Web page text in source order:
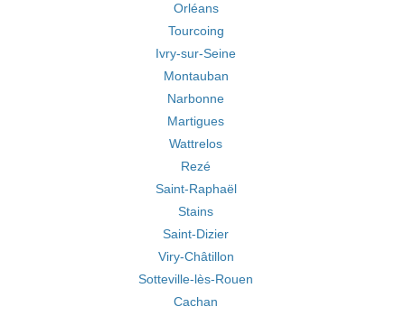
Orléans
Tourcoing
Ivry-sur-Seine
Montauban
Narbonne
Martigues
Wattrelos
Rezé
Saint-Raphaël
Stains
Saint-Dizier
Viry-Châtillon
Sotteville-lès-Rouen
Cachan